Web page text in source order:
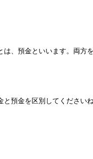
は、預金といいます。両方
と預金を区別してください